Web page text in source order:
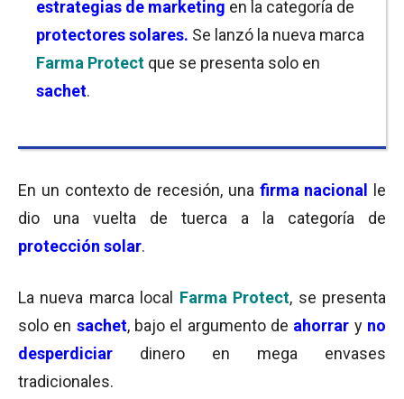
estrategias de marketing en la categoría de
protectores solares. Se lanzó la nueva marca
Farma Protect que se presenta solo en
sachet.
En un contexto de recesión, una firma nacional
le
dio una vuelta de tuerca a la categoría de
protección solar.
La nueva marca local Farma Protect, se presenta
solo en sachet, bajo el argumento de ahorrar y no
desperdiciar dinero en mega envases
tradicionales.